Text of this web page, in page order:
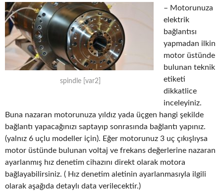
spindle [var2]
– Motorunuza
elektrik
bağlantısı
yapmadan ilkin
motor üstünde
bulunan teknik
etiketi
dikkatlice
inceleyiniz.
Buna nazaran motorunuza yıldız yada üçgen hangi şekilde
bağlantı yapacağınızı saptayıp sonrasında bağlantı yapınız.
(yalnız 6 uçlu modeller için). Eğer motorunuz 3 uç çıkışlıysa
motor üstünde bulunan voltaj ve frekans değerlerine nazaran
ayarlanmış hız denetim cihazını direkt olarak motora
bağlayabilirsiniz. ( Hız denetim aletinin ayarlanmasıyla ilgili
olarak aşağıda detaylı data verilecektir.)